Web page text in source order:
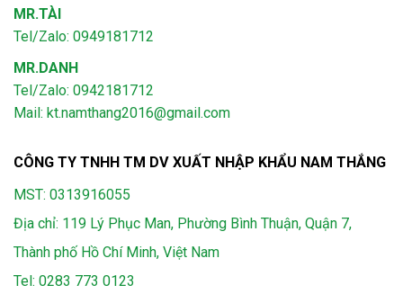
MR.TÀI
Tel/Zalo: 0949181712
MR.DANH
Tel/Zalo: 0942181712
Mail: kt.namthang2016@gmail.com
CÔNG TY TNHH TM DV XUẤT NHẬP KHẨU NAM THẮNG
MST: 0313916055
Địa chỉ: 119 Lý Phục Man, Phường Bình Thuận, Quận 7,
Thành phố Hồ Chí Minh, Việt Nam
Tel: 0283 773 0123